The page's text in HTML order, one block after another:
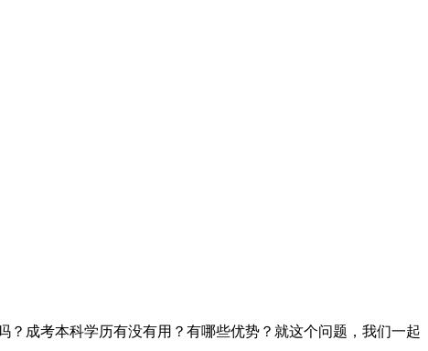
成考本科学历有没有用？有哪些优势？就这个问题，我们一起